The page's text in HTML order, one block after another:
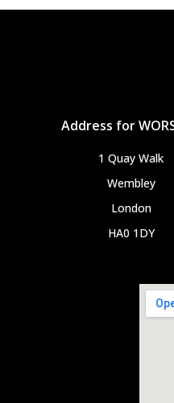
Address for
1 Quay Walk
Wembley
London
HA0 1DY